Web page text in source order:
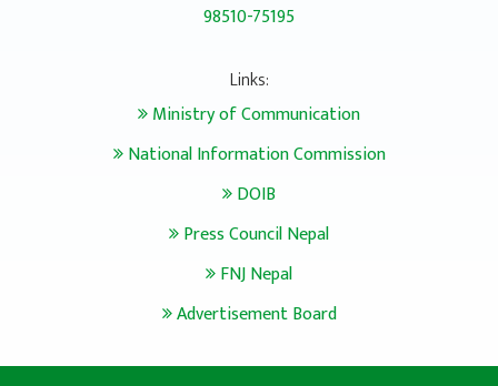
98510-75195
Links:
Ministry of Communication
National Information Commission
DOIB
Press Council Nepal
FNJ Nepal
Advertisement Board